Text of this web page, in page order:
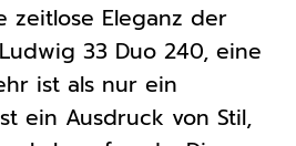
zeitlose Eleganz der
Ludwig 33 Duo 240, eine
ist als nur ein
ein Ausdruck von Stil,